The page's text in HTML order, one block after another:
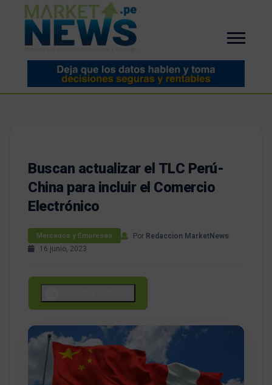
Buscan actualizar el TLC Perú-
China para incluir el Comercio
Electrónico
Mercados y Empresas Por Redaccion MarketNews
16 junio, 2023